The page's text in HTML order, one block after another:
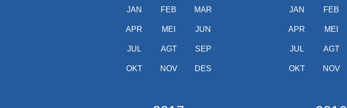
JAN FEB MAR
APR MEI JUN
JUL AGT SEP
OKT NOV DES
JAN FEB
APR MEI
JUL AGT
OKT NOV